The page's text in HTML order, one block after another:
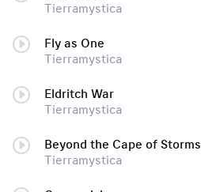
Tierramystica
Fly as One
Tierramystica
Eldritch War
Tierramystica
Beyond the Cape of Storms
Tierramystica